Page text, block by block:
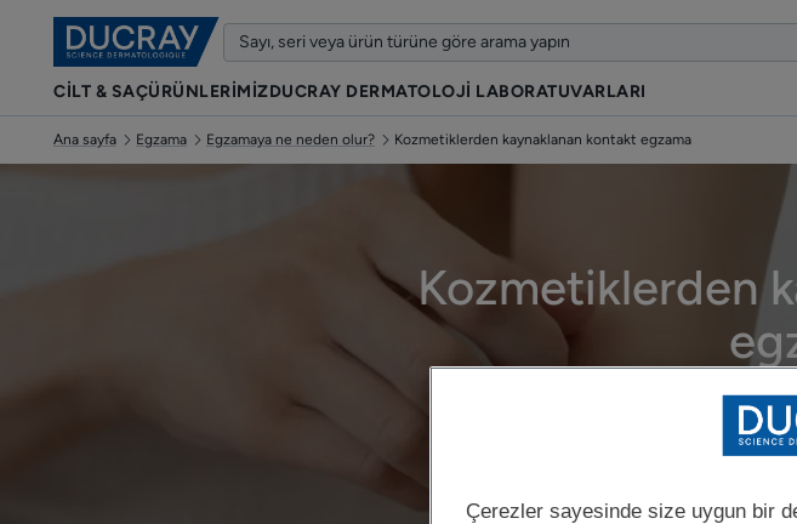
CİLT & SAÇÜRÜNLERIMIZDUCRAY DERMATOLOJI LABORATUVARLARI
Ana sayfa Egzama Egzamaya ne neden olur? Kozmetiklerden kaynaklanan kontakt egzama
Kozmetiklerden
6.05.2026 ,
Çerezler sayesinde size uygun bir